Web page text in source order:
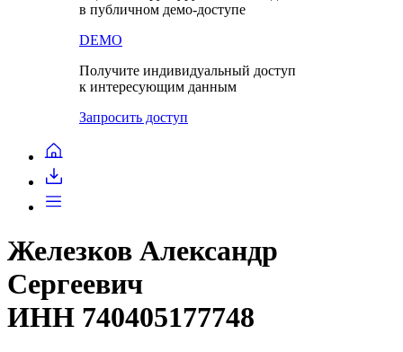
в публичном демо-доступе
DEMO
Получите индивидуальный доступ
к интересующим данным
Запросить доступ
Железков Александр
Сергеевич
ИНН 740405177748